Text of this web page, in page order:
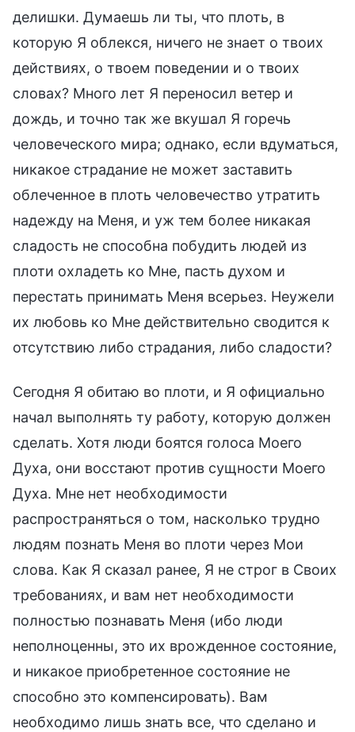
делишки. Думаешь ли ты, что плоть, в
которую Я облекся, ничего не знает о твоих
действиях, о твоем поведении и о твоих
словах? Много лет Я переносил ветер и
дождь, и точно так же вкушал Я горечь
человеческого мира; однако, если вдуматься,
никакое страдание не может заставить
облеченное в плоть человечество утратить
надежду на Меня, и уж тем более никакая
сладость не способна побудить людей из
плоти охладеть ко Мне, пасть духом и
перестать принимать Меня всерьез. Неужели
их любовь ко Мне действительно сводится к
отсутствию либо страдания, либо сладости?
Сегодня Я обитаю во плоти, и Я официально
начал выполнять ту работу, которую должен
сделать. Хотя люди боятся голоса Моего
Духа, они восстают против сущности Моего
Духа. Мне нет необходимости
распространяться о том, насколько трудно
людям познать Меня во плоти через Мои
слова. Как Я сказал ранее, Я не строг в Своих
требованиях, и вам нет необходимости
полностью познавать Меня (ибо люди
неполноценны, это их врожденное состояние,
и никакое приобретенное состояние не
способно это компенсировать). Вам
необходимо лишь знать все, что сделано и